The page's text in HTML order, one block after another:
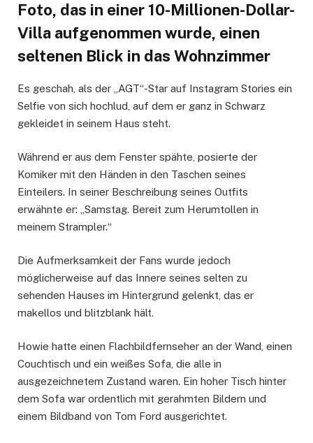
Foto, das in einer 10-Millionen-Dollar-
Villa aufgenommen wurde, einen
seltenen Blick in das Wohnzimmer
Es geschah, als der „AGT“-Star auf Instagram Stories ein
Selfie von sich hochlud, auf dem er ganz in Schwarz
gekleidet in seinem Haus steht.
Während er aus dem Fenster spähte, posierte der
Komiker mit den Händen in den Taschen seines
Einteilers. In seiner Beschreibung seines Outfits
erwähnte er: „Samstag. Bereit zum Herumtollen in
meinem Strampler.“
Die Aufmerksamkeit der Fans wurde jedoch
möglicherweise auf das Innere seines selten zu
sehenden Hauses im Hintergrund gelenkt, das er
makellos und blitzblank hält.
Howie hatte einen Flachbildfernseher an der Wand, einen
Couchtisch und ein weißes Sofa, die alle in
ausgezeichnetem Zustand waren. Ein hoher Tisch hinter
dem Sofa war ordentlich mit gerahmten Bildern und
einem Bildband von Tom Ford ausgerichtet.